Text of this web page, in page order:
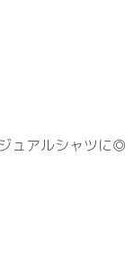
ュアルシャツに◎